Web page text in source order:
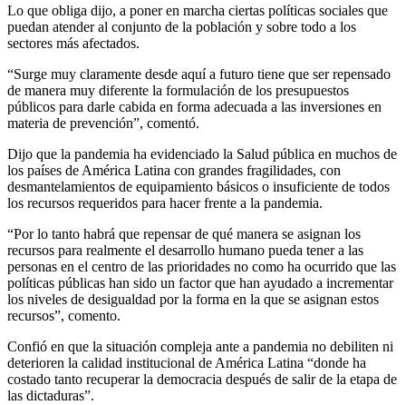
Lo que obliga dijo, a poner en marcha ciertas políticas sociales que
puedan atender al conjunto de la población y sobre todo a los
sectores más afectados.
“Surge muy claramente desde aquí a futuro tiene que ser repensado
de manera muy diferente la formulación de los presupuestos
públicos para darle cabida en forma adecuada a las inversiones en
materia de prevención”, comentó.
Dijo que la pandemia ha evidenciado la Salud pública en muchos de
los países de América Latina con grandes fragilidades, con
desmantelamientos de equipamiento básicos o insuficiente de todos
los recursos requeridos para hacer frente a la pandemia.
“Por lo tanto habrá que repensar de qué manera se asignan los
recursos para realmente el desarrollo humano pueda tener a las
personas en el centro de las prioridades no como ha ocurrido que las
políticas públicas han sido un factor que han ayudado a incrementar
los niveles de desigualdad por la forma en la que se asignan estos
recursos”, comento.
Confió en que la situación compleja ante a pandemia no debiliten ni
deterioren la calidad institucional de América Latina “donde ha
costado tanto recuperar la democracia después de salir de la etapa de
las dictaduras”.